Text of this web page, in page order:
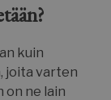
kuin
joita varten
on ne lain